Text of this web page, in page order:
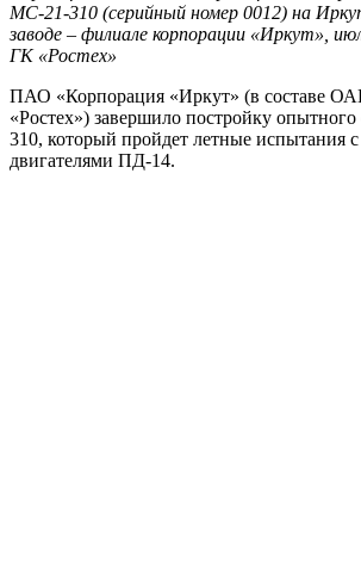
МС-21-310 (серийный номер 0012) на
заводе – филиале корпорации «Иркут»,
ГК «Ростех»
ПАО «Корпорация «Иркут» (в составе
«Ростех») завершило постройку
310, который пройдет летные испытания
двигателями ПД-14.